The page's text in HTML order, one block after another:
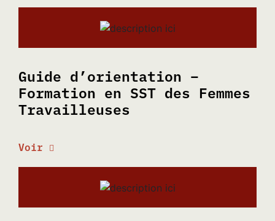
Guide d’orientation –
Formation en SST des Femmes
Travailleuses
Voir